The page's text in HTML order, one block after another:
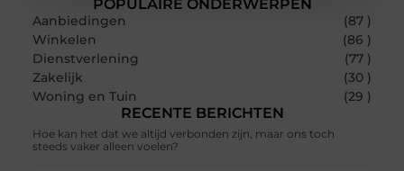
POPULAIRE ONDERWERPEN
Aanbiedingen
(87 )
Winkelen
(86 )
Dienstverlening
(77 )
Zakelijk
(30 )
Woning en Tuin
(29 )
RECENTE BERICHTEN
Hoe kan het dat we altijd verbonden zijn, maar ons toch
steeds vaker alleen voelen?